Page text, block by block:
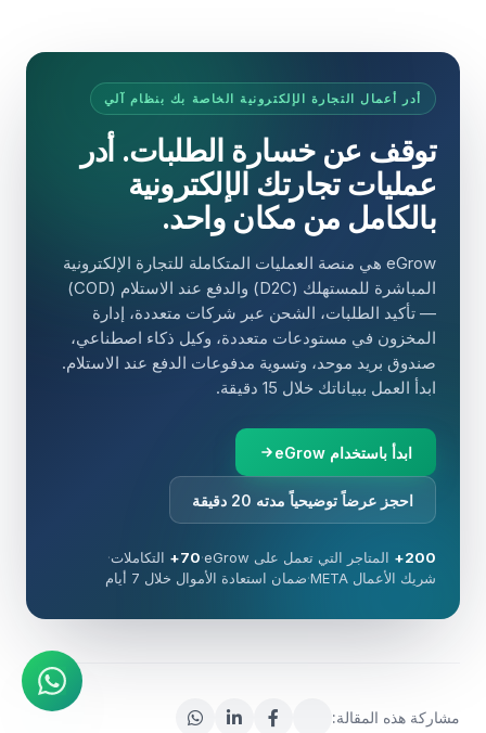
أدر أعمال التجارة الإلكترونية الخاصة بك بنظام آلي
توقف عن خسارة الطلبات. أدر
عمليات تجارتك الإلكترونية
بالكامل من مكان واحد.
eGrow هي منصة العمليات المتكاملة للتجارة الإلكترونية
المباشرة للمستهلك (D2C) والدفع عند الاستلام (COD)
— تأكيد الطلبات، الشحن عبر شركات متعددة، إدارة
المخزون في مستودعات متعددة، وكيل ذكاء اصطناعي،
صندوق بريد موحد، وتسوية مدفوعات الدفع عند الاستلام.
ابدأ العمل ببياناتك خلال 15 دقيقة.
ابدأ باستخدام eGrow
احجز عرضاً توضيحياً مدته 20 دقيقة
200+ المتاجر التي تعمل على eGrow ·
70+ التكاملات·
شريك الأعمال META
·ضمان استعادة الأموال خلال 7 أيام
مشاركة هذه المقالة: